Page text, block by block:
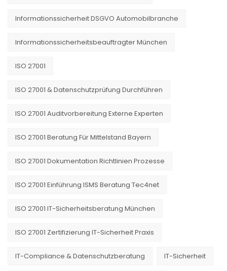
Informationssicherheit DSGVO Automobilbranche
Informationssicherheitsbeauftragter München
ISO 27001
ISO 27001 & Datenschutzprüfung Durchführen
ISO 27001 Auditvorbereitung Externe Experten
ISO 27001 Beratung Für Mittelstand Bayern
ISO 27001 Dokumentation Richtlinien Prozesse
ISO 27001 Einführung ISMS Beratung Tec4net
ISO 27001 IT-Sicherheitsberatung München
ISO 27001 Zertifizierung IT-Sicherheit Praxis
IT-Compliance & Datenschutzberatung IT-Sicherheit